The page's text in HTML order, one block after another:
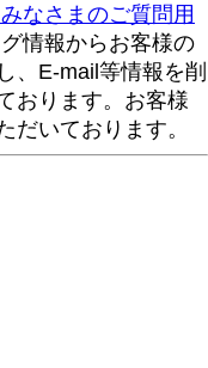
なさまのご質問用
情報からお客様の
、E-mail等情報を削
おります。お客様
だいております。